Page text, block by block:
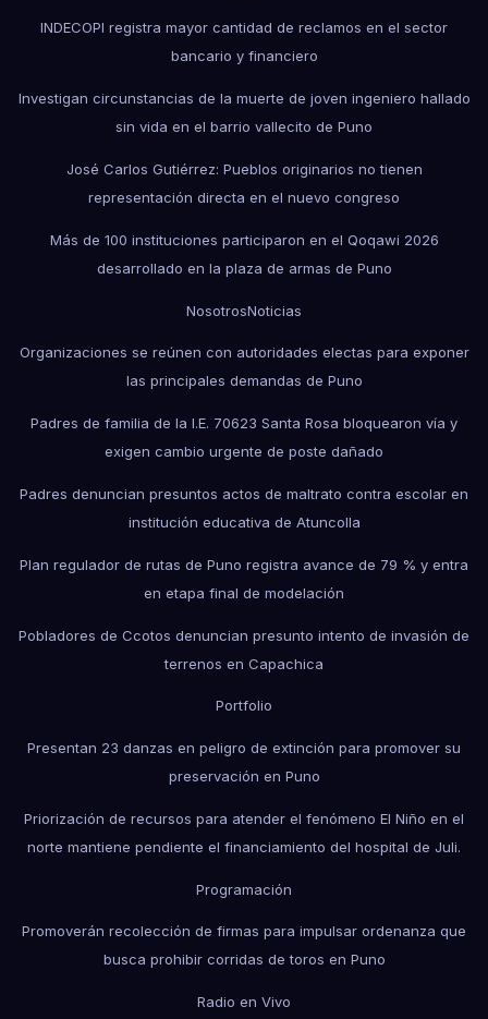
INDECOPI registra mayor cantidad de reclamos en el sector
bancario y financiero
Investigan circunstancias de la muerte de joven ingeniero hallado
sin vida en el barrio vallecito de Puno
José Carlos Gutiérrez: Pueblos originarios no tienen
representación directa en el nuevo congreso
Más de 100 instituciones participaron en el Qoqawi 2026
desarrollado en la plaza de armas de Puno
NosotrosNoticias
Organizaciones se reúnen con autoridades electas para exponer
las principales demandas de Puno
Padres de familia de la I.E. 70623 Santa Rosa bloquearon vía y
exigen cambio urgente de poste dañado
Padres denuncian presuntos actos de maltrato contra escolar en
institución educativa de Atuncolla
Plan regulador de rutas de Puno registra avance de 79 % y entra
en etapa final de modelación
Pobladores de Ccotos denuncian presunto intento de invasión de
terrenos en Capachica
Portfolio
Presentan 23 danzas en peligro de extinción para promover su
preservación en Puno
Priorización de recursos para atender el fenómeno El Niño en el
norte mantiene pendiente el financiamiento del hospital de Juli.
Programación
Promoverán recolección de firmas para impulsar ordenanza que
busca prohibir corridas de toros en Puno
Radio en Vivo